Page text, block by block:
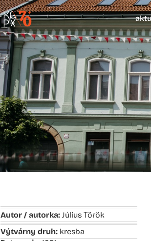
Autor / autorka: Július Török
Výtvárny druh: kresba